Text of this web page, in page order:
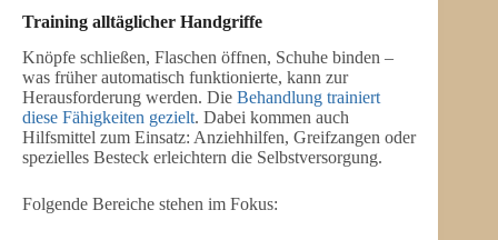
Training alltäglicher Handgriffe
Knöpfe schließen, Flaschen öffnen, Schuhe binden –
was früher automatisch funktionierte, kann zur
Herausforderung werden. Die Behandlung trainiert
diese Fähigkeiten gezielt. Dabei kommen auch
Hilfsmittel zum Einsatz: Anziehhilfen, Greifzangen oder
spezielles Besteck erleichtern die Selbstversorgung.
Folgende Bereiche stehen im Fokus: